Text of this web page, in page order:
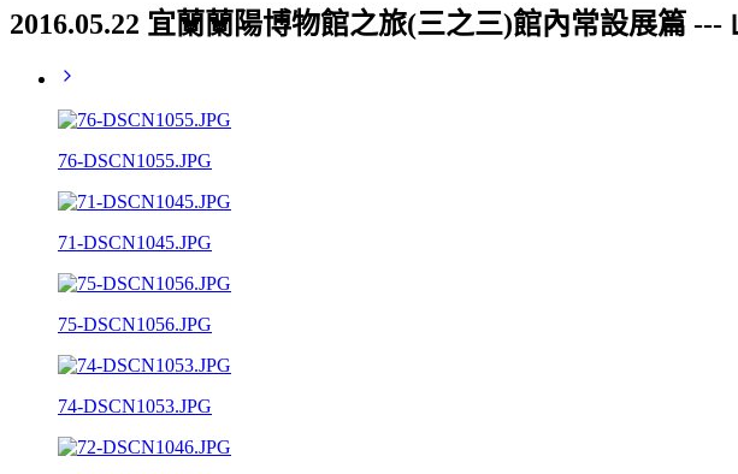
2016.05.22 宜蘭蘭陽博物館之旅(三之三)館內常設展篇
76-DSCN1055.JPG
71-DSCN1045.JPG
75-DSCN1056.JPG
74-DSCN1053.JPG